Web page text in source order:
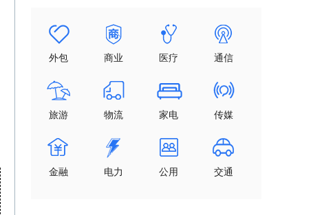
外包 商业 医疗 通信
旅游 物流 家电 传媒
金融 电力 公用 交通